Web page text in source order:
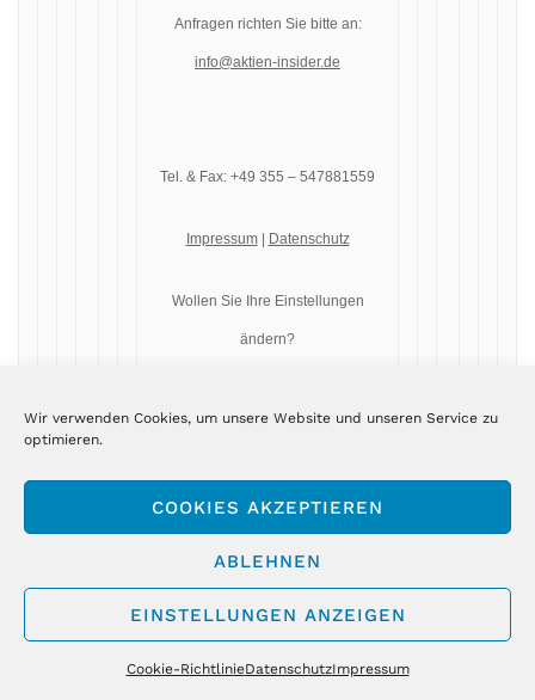
Wir verwenden Cookies, um unsere Website und unseren Service zu
optimieren.
COOKIES AKZEPTIEREN
ABLEHNEN
EINSTELLUNGEN ANZEIGEN
Cookie-RichtlinieDatenschutzImpressum
Anfragen richten Sie bitte an:
info@aktien-insider.de
Tel. & Fax: +49 355 – 547881559
Impressum| Datenschutz
Wollen Sie Ihre Einstellungen
ändern?
Einstellungen ändernoder sich